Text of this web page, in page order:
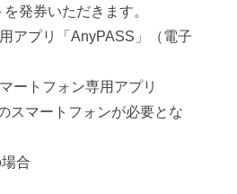
発券いただきます。
アプリ「AnyPASS」（電子
ートフォン専用アプリ
スマートフォンが必要とな
合